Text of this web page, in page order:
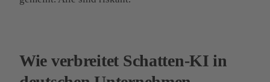
Wie verbreitet Schatten-KI in